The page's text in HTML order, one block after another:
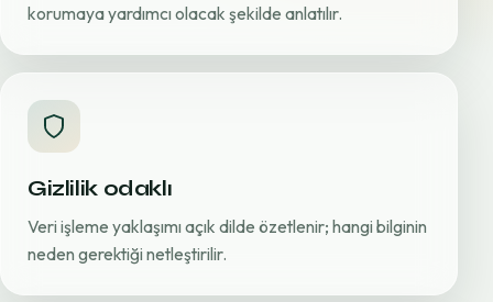
korumaya yardımcı olacak şekilde anlatılır.
Gizlilik odaklı
Veri işleme yaklaşımı açık dilde özetlenir; hangi bilginin
neden gerektiği netleştirilir.